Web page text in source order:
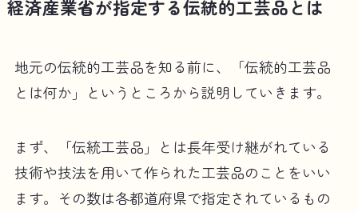
経済産業省が指定する伝統的工芸品とは
地元の伝統的工芸品を知る前に、「伝統的工芸品
とは何か」というところから説明していきます。
まず、「伝統工芸品」とは長年受け継がれている
技術や技法を用いて作られた工芸品のことをいい
ます。その数は各都道府県で指定されているもの